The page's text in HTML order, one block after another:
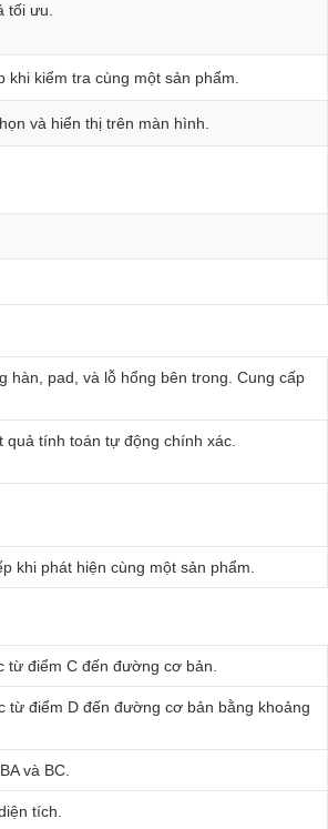
tối ưu.
kiểm tra cùng một sản phẩm.
và hiển thị trên màn hình.
hàn, pad, và lỗ hổng bên trong. Cung cấp
tính toán tự động chính xác.
khi phát hiện cùng một sản phẩm.
từ điểm C đến đường cơ bản.
từ điểm D đến đường cơ bản bằng khoảng
và BC.
tích.